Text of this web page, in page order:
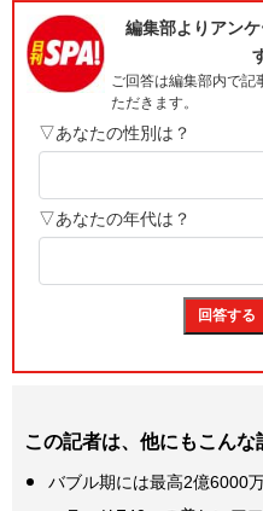
この記者は、他にもこん
バブル期には最高2億6000